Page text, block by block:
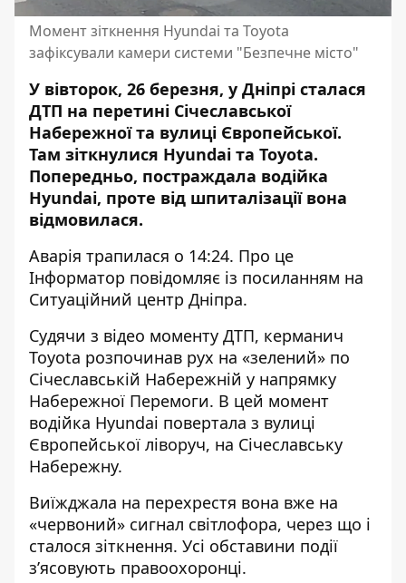
Момент зіткнення Hyundai та Toyota
зафіксували камери системи "Безпечне місто"
У вівторок, 26 березня, у Дніпрі сталася
ДТП на перетині Січеславської
Набережної та вулиці Європейської.
Там зіткнулися Hyundai та Toyota.
Попередньо, постраждала водійка
Hyundai, проте від шпиталізації вона
відмовилася.
Аварія трапилася о 14:24. Про це
Інформатор повідомляє із посиланням на
Ситуаційний центр Дніпра.
Судячи з відео моменту ДТП, керманич
Toyota розпочинав рух на «зелений» по
Січеславській Набережній у напрямку
Набережної Перемоги. В цей момент
водійка Hyundai повертала з вулиці
Європейської ліворуч, на Січеславську
Набережну.
Виїжджала на перехрестя вона вже на
«червоний» сигнал світлофора, через що і
сталося зіткнення. Усі обставини події
з’ясовують правоохоронці.